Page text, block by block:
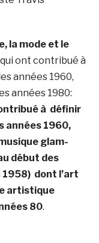
la mode et le
ont contribué à
années 1960,
années 1980:
à définir
années 1960,
glam-
début des
1958) dont l’art
artistique
80.